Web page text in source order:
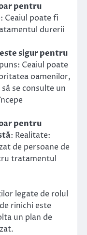
pentru
Ceaiul poate fi
durerii
sigur pentru
Ceaiul poate
oamenilor,
se consulte un
pentru
: Realitate:
de persoane de
tratamentul
legate de rolul
rinichi este
un plan de